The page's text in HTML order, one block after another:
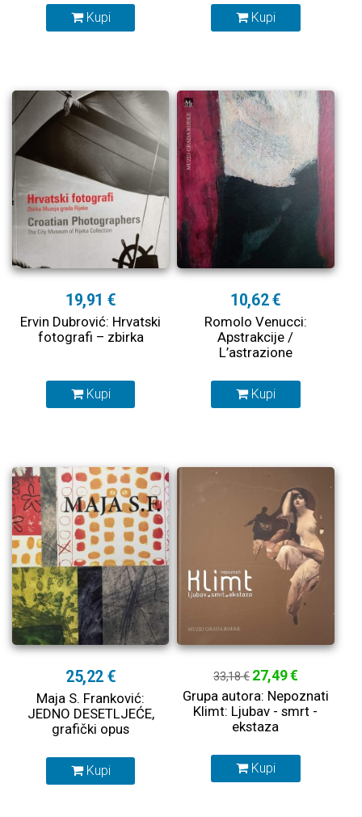
Kupi Kupi
19,91 €
Ervin Dubrović: Hrvatski
fotografi – zbirka
Kupi
10,62 €
Romolo Venucci:
Apstrakcije /
L’astrazione
Kupi
25,22 €
Maja S. Franković:
JEDNO DESETLJEĆE,
grafički opus
Kupi
33,18 € 27,49 €
Grupa autora: Nepoznati
Klimt: Ljubav - smrt -
ekstaza
Kupi